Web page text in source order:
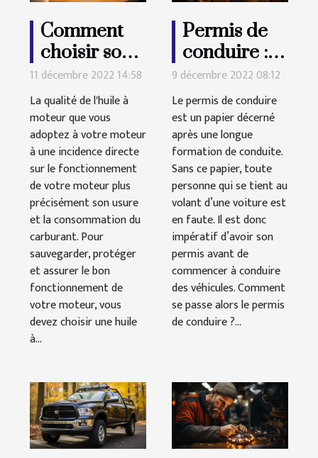
Comment
choisir son
huile à
moteur?
11 décembre 2022 14:58
La qualité de l'huile à
moteur que vous
adoptez à votre moteur
à une incidence directe
sur le fonctionnement
de votre moteur plus
précisément son usure
et la consommation du
carburant. Pour
sauvegarder, protéger
et assurer le bon
fonctionnement de
votre moteur, vous
devez choisir une huile
à...
Permis de
conduire :
comment ça
se passe ?
9 décembre 2022 08:12
Le permis de conduire
est un papier décerné
après une longue
formation de conduite.
Sans ce papier, toute
personne qui se tient au
volant d’une voiture est
en faute. Il est donc
impératif d’avoir son
permis avant de
commencer à conduire
des véhicules. Comment
se passe alors le permis
de conduire ?...